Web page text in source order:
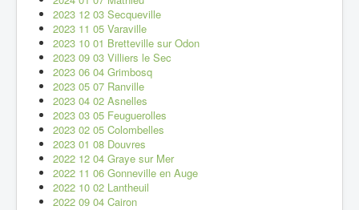
2023 12 03 Secqueville
2023 11 05 Varaville
2023 10 01 Bretteville sur Odon
2023 09 03 Villiers le Sec
2023 06 04 Grimbosq
2023 05 07 Ranville
2023 04 02 Asnelles
2023 03 05 Feuguerolles
2023 02 05 Colombelles
2023 01 08 Douvres
2022 12 04 Graye sur Mer
2022 11 06 Gonneville en Auge
2022 10 02 Lantheuil
2022 09 04 Cairon